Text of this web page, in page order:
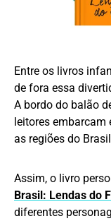
Entre os livros
de fora essa
A bordo do balão
leitores embarcam
as regiões do
Assim, o livro
Brasil: Lendas do
diferentes